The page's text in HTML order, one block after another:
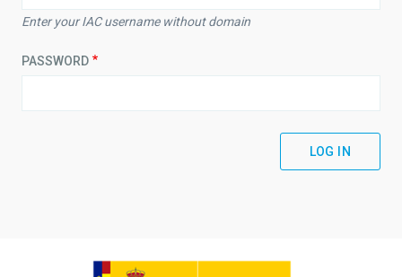
Enter your IAC username without domain
PASSWORD